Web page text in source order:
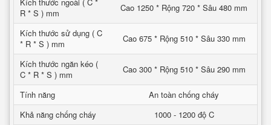
R * S ) mm
Cao 1250 * Rộng 720 * Sâu 480 mm
Kích thước sử dụng ( C
* R * S ) mm
Cao 675 * Rộng 510 * Sâu 330 mm
Kích thước ngăn kéo (
C * R * S ) mm
Cao 300 * Rộng 510 * Sâu 290 mm
Tính năng
An toàn chống cháy
Khả năng chống cháy
1000 - 1200 độ C